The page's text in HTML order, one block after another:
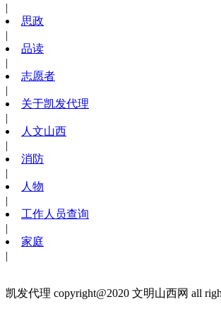
|
思政
|
品读
|
志愿者
|
关于凯发代理
|
人文山西
|
消防
|
人物
|
工作人员查询
|
家庭
|
凯发代理 copyright@2020 文明山西网 all